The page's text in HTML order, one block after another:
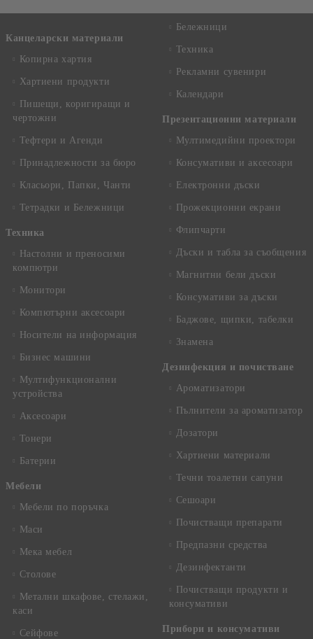
Канцеларски материали
Копирна хартия
Хартиени продукти
Пишещи, коригиращи и
чертожни
Тефтери и Агенди
Принадлежности за бюро
Класьори, Папки, Чанти
Тетрадки и Бележници
Техника
Настолни и преносими
компютри
Монитори
Компютърни аксесоари
Носители на информация
Бизнес машини
Мултифункционални
устройства
Аксесоари
Тонери
Батерии
Mебели
Мебели по поръчка
Маси
Мека мебел
Столове
Метални шкафове, стелажи,
каси
Сейфове
Бележници
Техника
Рекламни сувенири
Календари
Презентационни материали
Мултимедийни проектори
Консумативи и аксесоари
Електронни дъски
Прожекционни екрани
Флипчарти
Дъски и табла за съобщения
Магнитни бели дъски
Консумативи за дъски
Баджове, щипки, табелки
Знамена
Дезинфекция и почистване
Ароматизатори
Пълнители за ароматизатор
Дозатори
Хартиени материали
Течни тоалетни сапуни
Сешоари
Почистващи препарати
Предпазни средства
Дезинфектанти
Почистващи продукти и
консумативи
Прибори и консумативи